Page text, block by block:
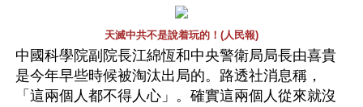
天滅中共不是說着玩的！(人民報)
中國科學院副院長江綿恆和中央警衛局局長由喜貴
是今年早些時候被淘汰出局的。路透社消息稱，
「這兩個人都不得人心」。確實這兩個人從來就沒